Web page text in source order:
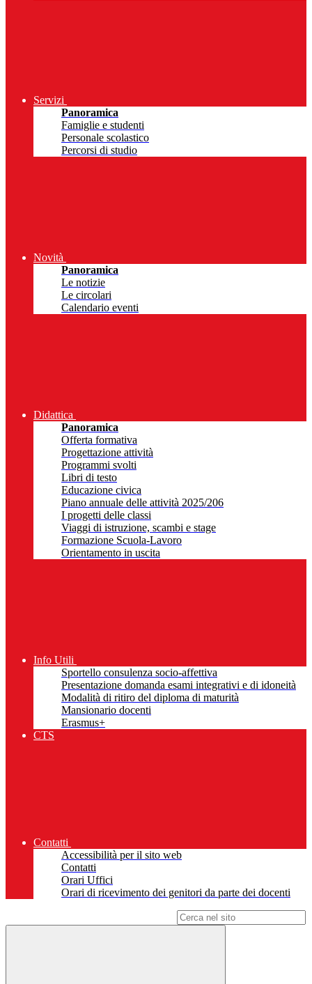
Servizi
Panoramica
Famiglie e studenti
Personale scolastico
Percorsi di studio
Novità
Panoramica
Le notizie
Le circolari
Calendario eventi
Didattica
Panoramica
Offerta formativa
Progettazione attività
Programmi svolti
Libri di testo
Educazione civica
Piano annuale delle attività 2025/206
I progetti delle classi
Viaggi di istruzione, scambi e stage
Formazione Scuola-Lavoro
Orientamento in uscita
Info Utili
Sportello consulenza socio-affettiva
Presentazione domanda esami integrativi e di idoneità
Modalità di ritiro del diploma di maturità
Mansionario docenti
Erasmus+
CTS
Contatti
Accessibilità per il sito web
Contatti
Orari Uffici
Orari di ricevimento dei genitori da parte dei docenti